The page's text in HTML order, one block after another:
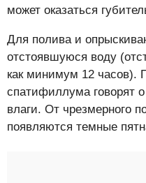
может оказаться
Для полива и
отстоявшуюся воду
как минимум 12 часов).
спатифиллума говорят
влаги. От чрезмерного
появляются темные